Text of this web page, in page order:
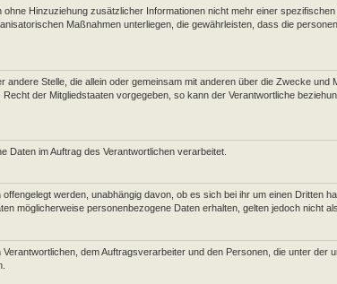
Hinzuziehung zusätzlicher Informationen nicht mehr einer
Maßnahmen unterliegen, die gewährleisten, dass die
Stelle, die allein oder gemeinsam mit anderen über die Zwecke und
der Mitgliedstaaten vorgegeben, so kann der Verantwortliche
im Auftrag des Verantwortlichen verarbeitet.
werden, unabhängig davon, ob es sich bei ihr um einen Dritten
möglicherweise personenbezogene Daten erhalten, gelten jedoch nicht
dem Auftragsverarbeiter und den Personen, die unter der